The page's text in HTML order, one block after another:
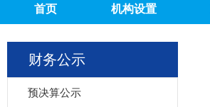
首页 机构设置
财务公示
预决算公示